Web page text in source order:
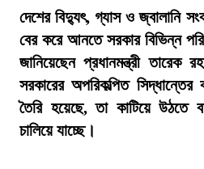
দেশের বিদ্যুৎ, গ্যাস ও জ্বালানি
বের করে আনতে সরকার বিভিন্ন
জানিয়েছেন প্রধানমন্ত্রী তারেক
সরকারের অপরিকল্পিত
তৈরি হয়েছে, তা কাটিয়ে উঠতে
চালিয়ে যাচ্ছে।